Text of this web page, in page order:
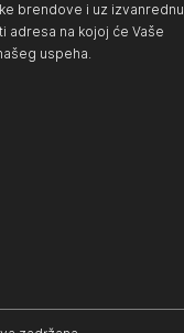
brendove i uz izvanrednu
adresa na kojoj će Vaše
uspeha.